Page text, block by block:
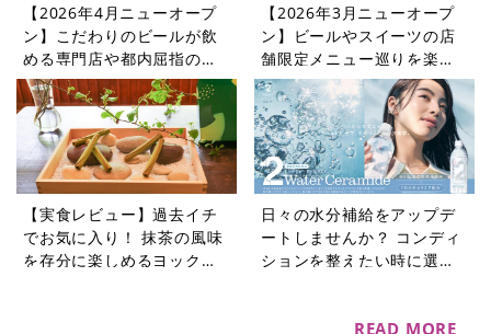
【2026年4月ニューオープ
ン】こだわりのビールが飲
める専門店や都内屈指の憩
いの場に登場するカフェ・
レストラン5選
【2026年3月ニューオープ
ン】ビールやスイーツの店
舗限定メニュー巡りを楽し
めるレストランやカフェを
紹介
【実食レビュー】過去イチ
でお気に入り！ 抹茶の風味
を存分に楽しめるヨックモ
日々の水分補給をアップデ
ートしませんか？ コンディ
ションを整えたい時に選び
READ MORE